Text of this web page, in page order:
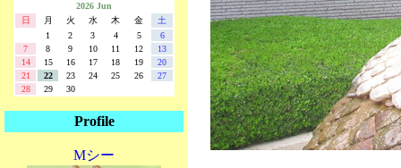
2026 Jun
日
月 火 水 木 金
土
1
2 3 4 5
6
7
8 9 10 11 12
13
14
15 16 17 18 19
20
21
22 23 24 25 26
27
28
29 30
Profile
Mシー